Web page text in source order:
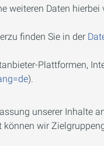
weiteren Daten
finden Sie in der
Plattformen,
).
unserer Inhalte
wir